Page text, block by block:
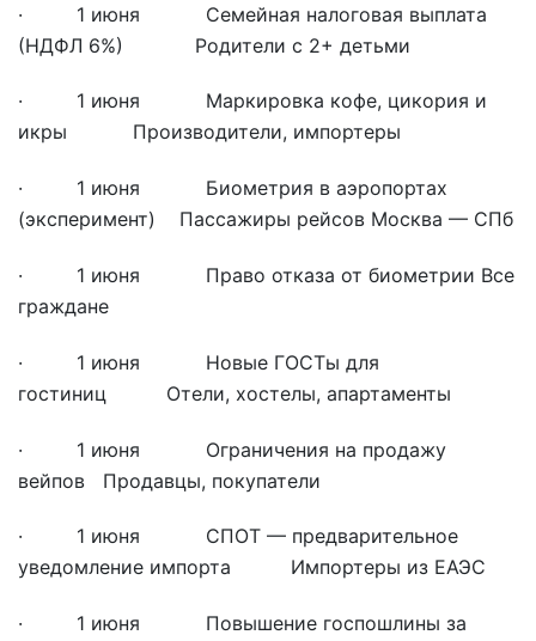
· 1 июня Семейная налоговая выплата
(НДФЛ 6%) Родители с 2+ детьми
· 1 июня Маркировка кофе, цикория и
икры Производители, импортеры
· 1 июня Биометрия в аэропортах
(эксперимент) Пассажиры рейсов Москва — СПб
· 1 июня Право отказа от биометрии Все
граждане
· 1 июня Новые ГОСТы для
гостиниц Отели, хостелы, апартаменты
· 1 июня Ограничения на продажу
вейпов Продавцы, покупатели
· 1 июня СПОТ — предварительное
уведомление импорта Импортеры из ЕАЭС
· 1 июня Повышение госпошлины за